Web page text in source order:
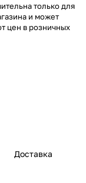
только для
и может
цен в розничных
Доставка